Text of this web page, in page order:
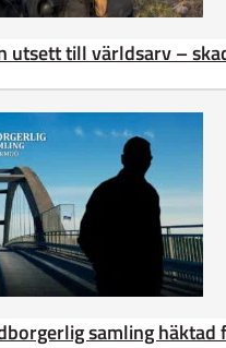
utsett till världsarv –
samling